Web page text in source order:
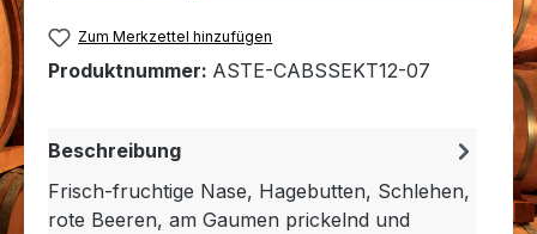
Zum Merkzettel hinzufügen
Produktnummer: ASTE-CABSSEKT12-07
Beschreibung
Frisch-fruchtige Nase, Hagebutten, Schlehen,
rote Beeren, am Gaumen prickelnd und